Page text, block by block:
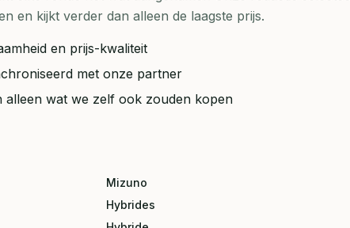
en kijkt verder dan alleen de laagste prijs.
en prijs-kwaliteit
met onze partner
wat we zelf ook zouden kopen
Mizuno
Hybrides